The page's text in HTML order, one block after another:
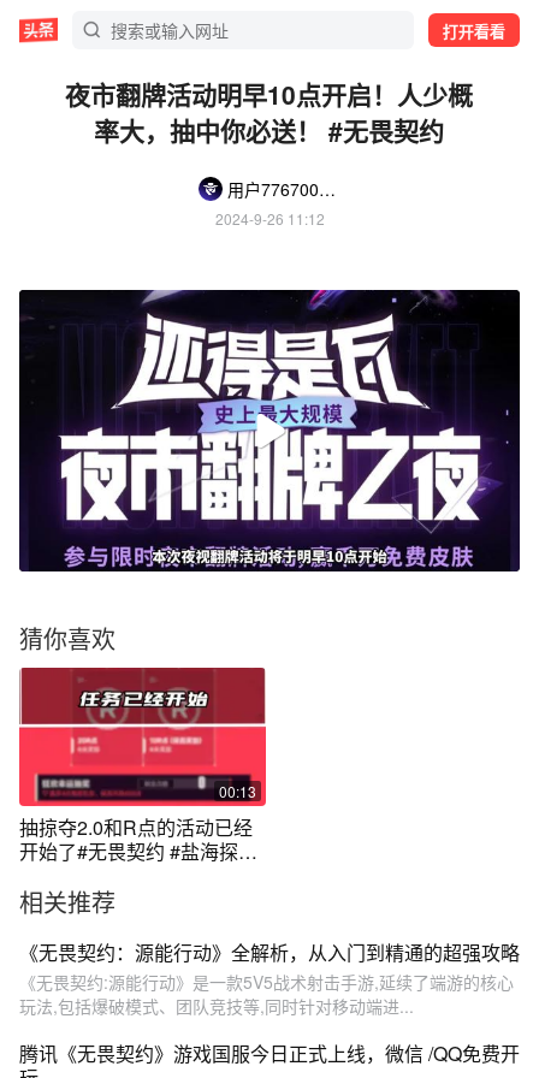
打开看看
夜市翻牌活动明早10点开启！人少概
率大，抽中你必送！ #无畏契约
用户776700314265389
2024-9-26 11:12
猜你喜欢
00:13
抽掠夺2.0和R点的活动已经
开始了#无畏契约 #盐海探索
相关推荐
《无畏契约：源能行动》全解析，从入门到精通的超强攻略
《无畏契约:源能行动》是一款5V5战术射击手游,延续了端游的核心
玩法,包括爆破模式、团队竞技等,同时针对移动端进...
腾讯《无畏契约》游戏国服今日正式上线，微信 /QQ免费开